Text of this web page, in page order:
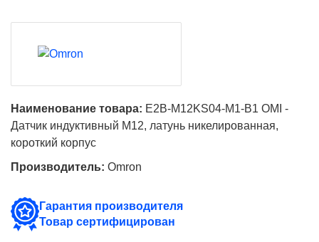
Наименование товара: E2B-M12KS04-M1-B1 OMI -
Датчик индуктивный M12, латунь никелированная,
короткий корпус
Производитель: Omron
Гарантия производителя
Товар сертифицирован